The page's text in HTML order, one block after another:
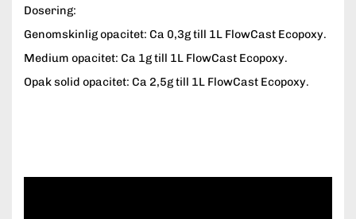
Dosering:
Genomskinlig opacitet: Ca 0,3g till 1L FlowCast Ecopoxy.
Medium opacitet: Ca 1g till 1L FlowCast Ecopoxy.
Opak solid opacitet: Ca 2,5g till 1L FlowCast Ecopoxy.